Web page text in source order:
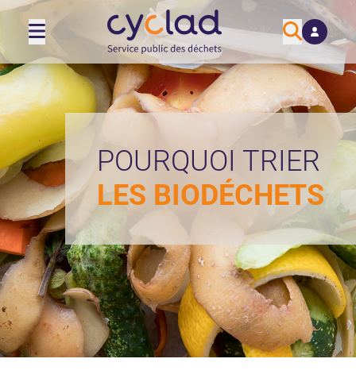
POURQUOI TRIER
LES BIODÉCHETS